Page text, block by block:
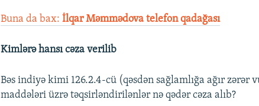
Buna da bax:İlqar Məmmədova telefon qadağası
Kimlərə hansı cəza verilib
Bəs indiyə kimi 126.2.4-cü (qəsdən sağlamlığa ağır zərər
maddələri üzrə təqsirləndirilənlər nə qədər cəza alıb?